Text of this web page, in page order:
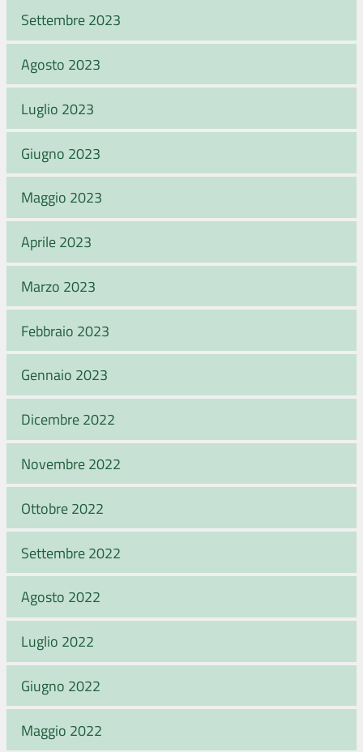
Settembre 2023
Agosto 2023
Luglio 2023
Giugno 2023
Maggio 2023
Aprile 2023
Marzo 2023
Febbraio 2023
Gennaio 2023
Dicembre 2022
Novembre 2022
Ottobre 2022
Settembre 2022
Agosto 2022
Luglio 2022
Giugno 2022
Maggio 2022